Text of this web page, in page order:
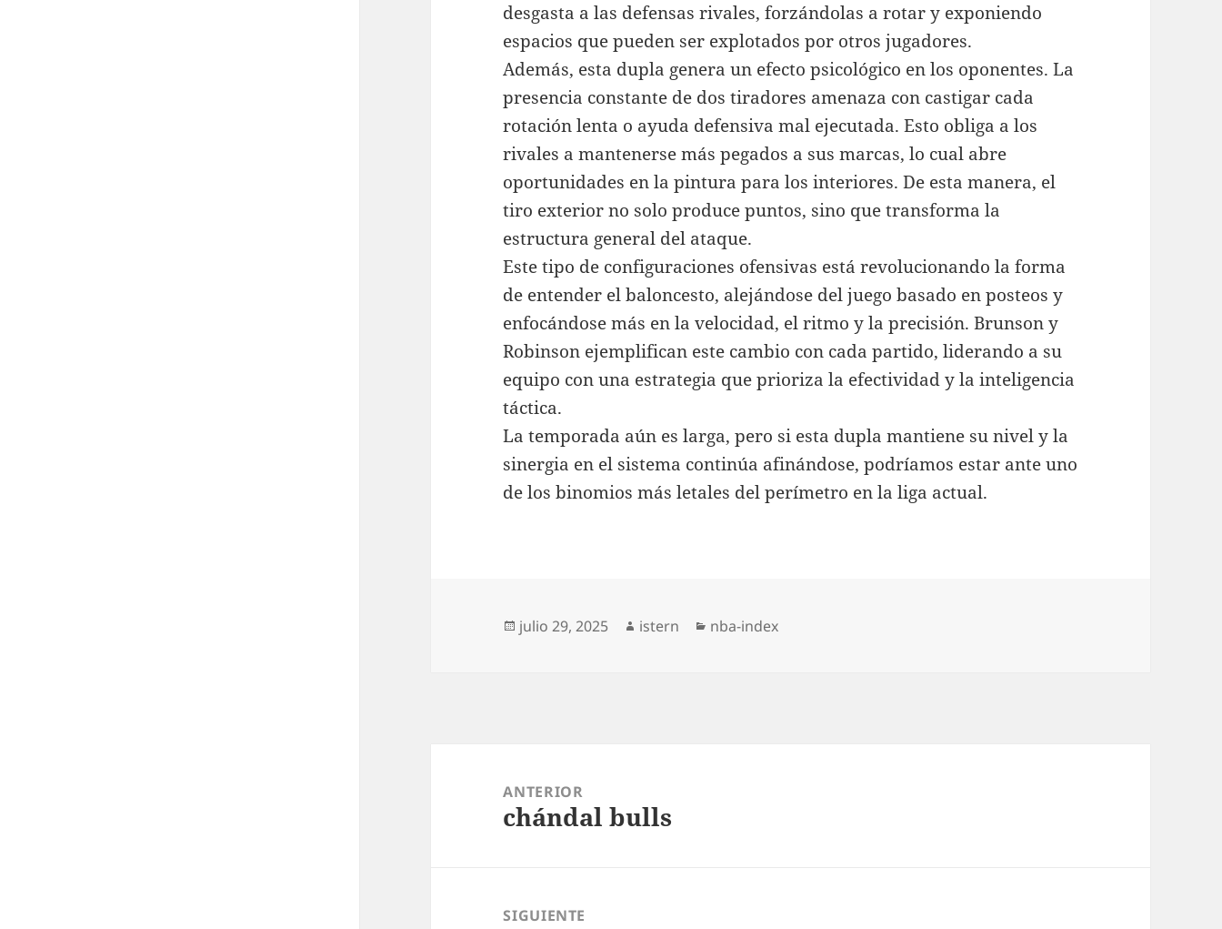
desgasta a las defensas rivales, forzándolas a rotar y exponiendo
espacios que pueden ser explotados por otros jugadores.
Además, esta dupla genera un efecto psicológico en los oponentes. La
presencia constante de dos tiradores amenaza con castigar cada
rotación lenta o ayuda defensiva mal ejecutada. Esto obliga a los
rivales a mantenerse más pegados a sus marcas, lo cual abre
oportunidades en la pintura para los interiores. De esta manera, el
tiro exterior no solo produce puntos, sino que transforma la
estructura general del ataque.
Este tipo de configuraciones ofensivas está revolucionando la forma
de entender el baloncesto, alejándose del juego basado en posteos y
enfocándose más en la velocidad, el ritmo y la precisión. Brunson y
Robinson ejemplifican este cambio con cada partido, liderando a su
equipo con una estrategia que prioriza la efectividad y la inteligencia
táctica.
La temporada aún es larga, pero si esta dupla mantiene su nivel y la
sinergia en el sistema continúa afinándose, podríamos estar ante uno
de los binomios más letales del perímetro en la liga actual.
Publicado
julio 29, 2025 Autor
istern Categorías
nba-index
entradas
ANTERIOR
Entrada
chándal bulls
SIGUIENTE